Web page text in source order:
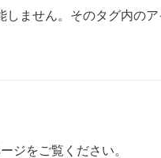
しません。そのタグ内の
ジをご覧ください。